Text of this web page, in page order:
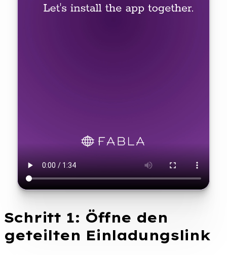
Schritt 1: Öffne den
geteilten Einladungslink